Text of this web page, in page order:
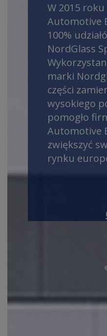
W 2015 roku
Automotive
100%
NordGlass
marki
części
wysokiego
pomogło
Automotive
zwiększyć
rynku